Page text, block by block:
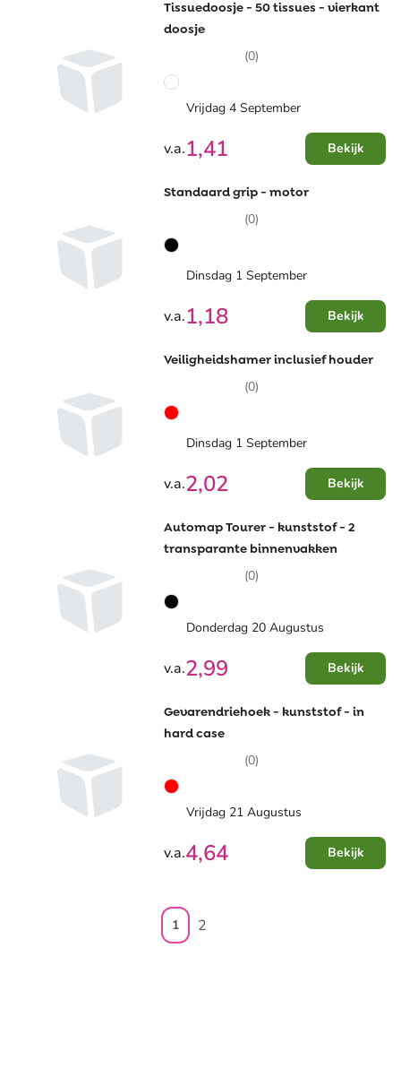
Tissuedoosje - 50 tissues - vierkant
doosje
(0)
Vrijdag 4 September
v.a.1,41 Bekijk
Standaard grip - motor
(0)
Dinsdag 1 September
v.a.1,18 Bekijk
Veiligheidshamer inclusief houder
(0)
Dinsdag 1 September
v.a.2,02 Bekijk
Automap Tourer - kunststof - 2
transparante binnenvakken
(0)
Donderdag 20 Augustus
v.a.2,99 Bekijk
Gevarendriehoek - kunststof - in
hard case
(0)
Vrijdag 21 Augustus
v.a.4,64 Bekijk
1 2